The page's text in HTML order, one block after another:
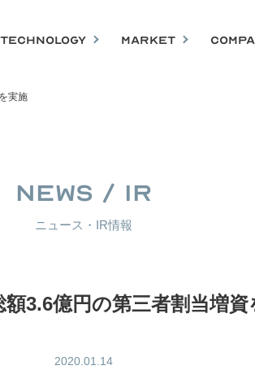
TECHNOLOGY MARKET
実施
NEWS / IR
ニュース・IR情報
3.6億円の第三者割当増資
2020.01.14